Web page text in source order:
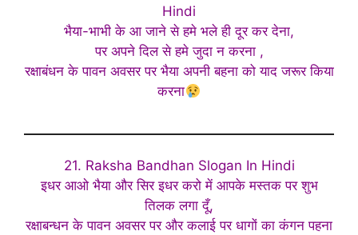
Hindi
भैया-भाभी के आ जाने से हमे भले ही दूर कर देना,
पर अपने दिल से हमे जुदा न करना ,
रक्षाबंधन के पावन अवसर पर भैया अपनी बहना को याद जरूर किया
करना
21. Raksha Bandhan Slogan In Hindi
इधर आओ भैया और सिर इधर करो में आपके मस्तक पर शुभ
तिलक लगा दूँ,
रक्षाबन्धन के पावन अवसर पर और कलाई पर धागों का कंगन पहना